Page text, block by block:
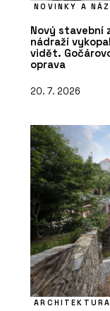
NOVINKY A
Nový stavební
nádraží
vidět.
oprava
20. 7. 2026
ARCHITEKTURA